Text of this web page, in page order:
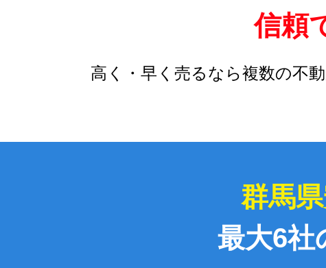
信頼
高く・早く売るなら複数の不
群馬
最大6社